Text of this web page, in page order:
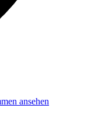
ansehen